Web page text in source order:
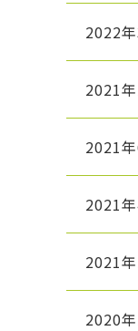
2022
2021
2021
2021
2021
2020